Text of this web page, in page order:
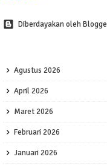
Diberdayakan oleh
Agustus 2026
April 2026
Maret 2026
Februari 2026
Januari 2026